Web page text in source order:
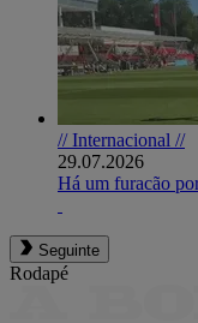
// Internacional //
29.07.2026
Há um furacão
Seguinte
Rodapé